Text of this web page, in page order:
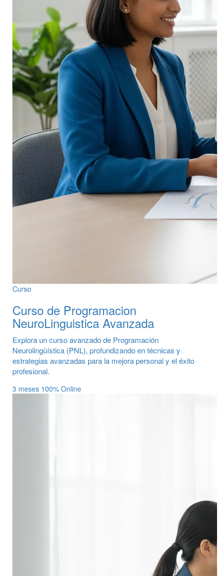
Curso
Curso de Programacion
NeuroLinguistica Avanzada
Explora un curso avanzado de Programación
Neurolingüística (PNL), profundizando en técnicas y
estrategias avanzadas para la mejora personal y el éxito
profesional.
3 meses 100% Online